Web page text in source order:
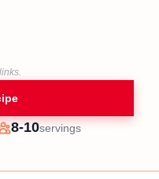
Servings
8-10servings